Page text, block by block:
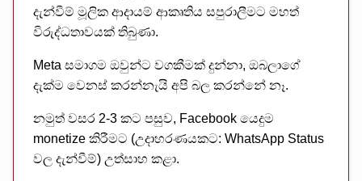
දැන්වීම් මූලික ආදායම් ආකෘතිය සපුරාලීමට මහත්
විරුද්ධතාවයක් තිබුණා.
Meta සමාගම ඔවුන්ට වගකීමක් දුන්නා, ඔබලාගේ
දැක්ම වෙනස් කරන්නැයි අපි බල කරන්නේ නෑ.
නමුත් වසර 2-3 කට පසුව, Facebook යෙදුම
monetize කිරීමට (උදාහරණයකට: WhatsApp Status
වල දැන්වීම්) උත්සාහ කළා.